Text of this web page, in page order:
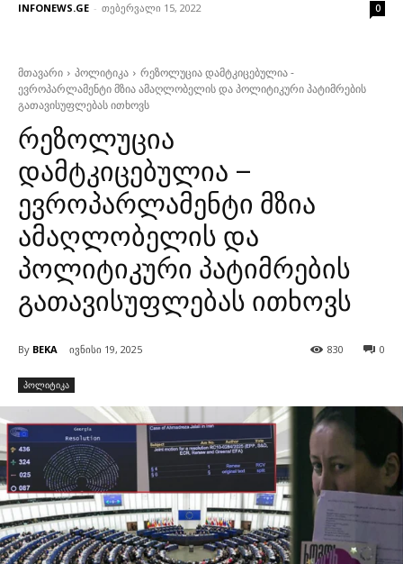
INFONEWS.GE - თებერვალი 15, 2022 0